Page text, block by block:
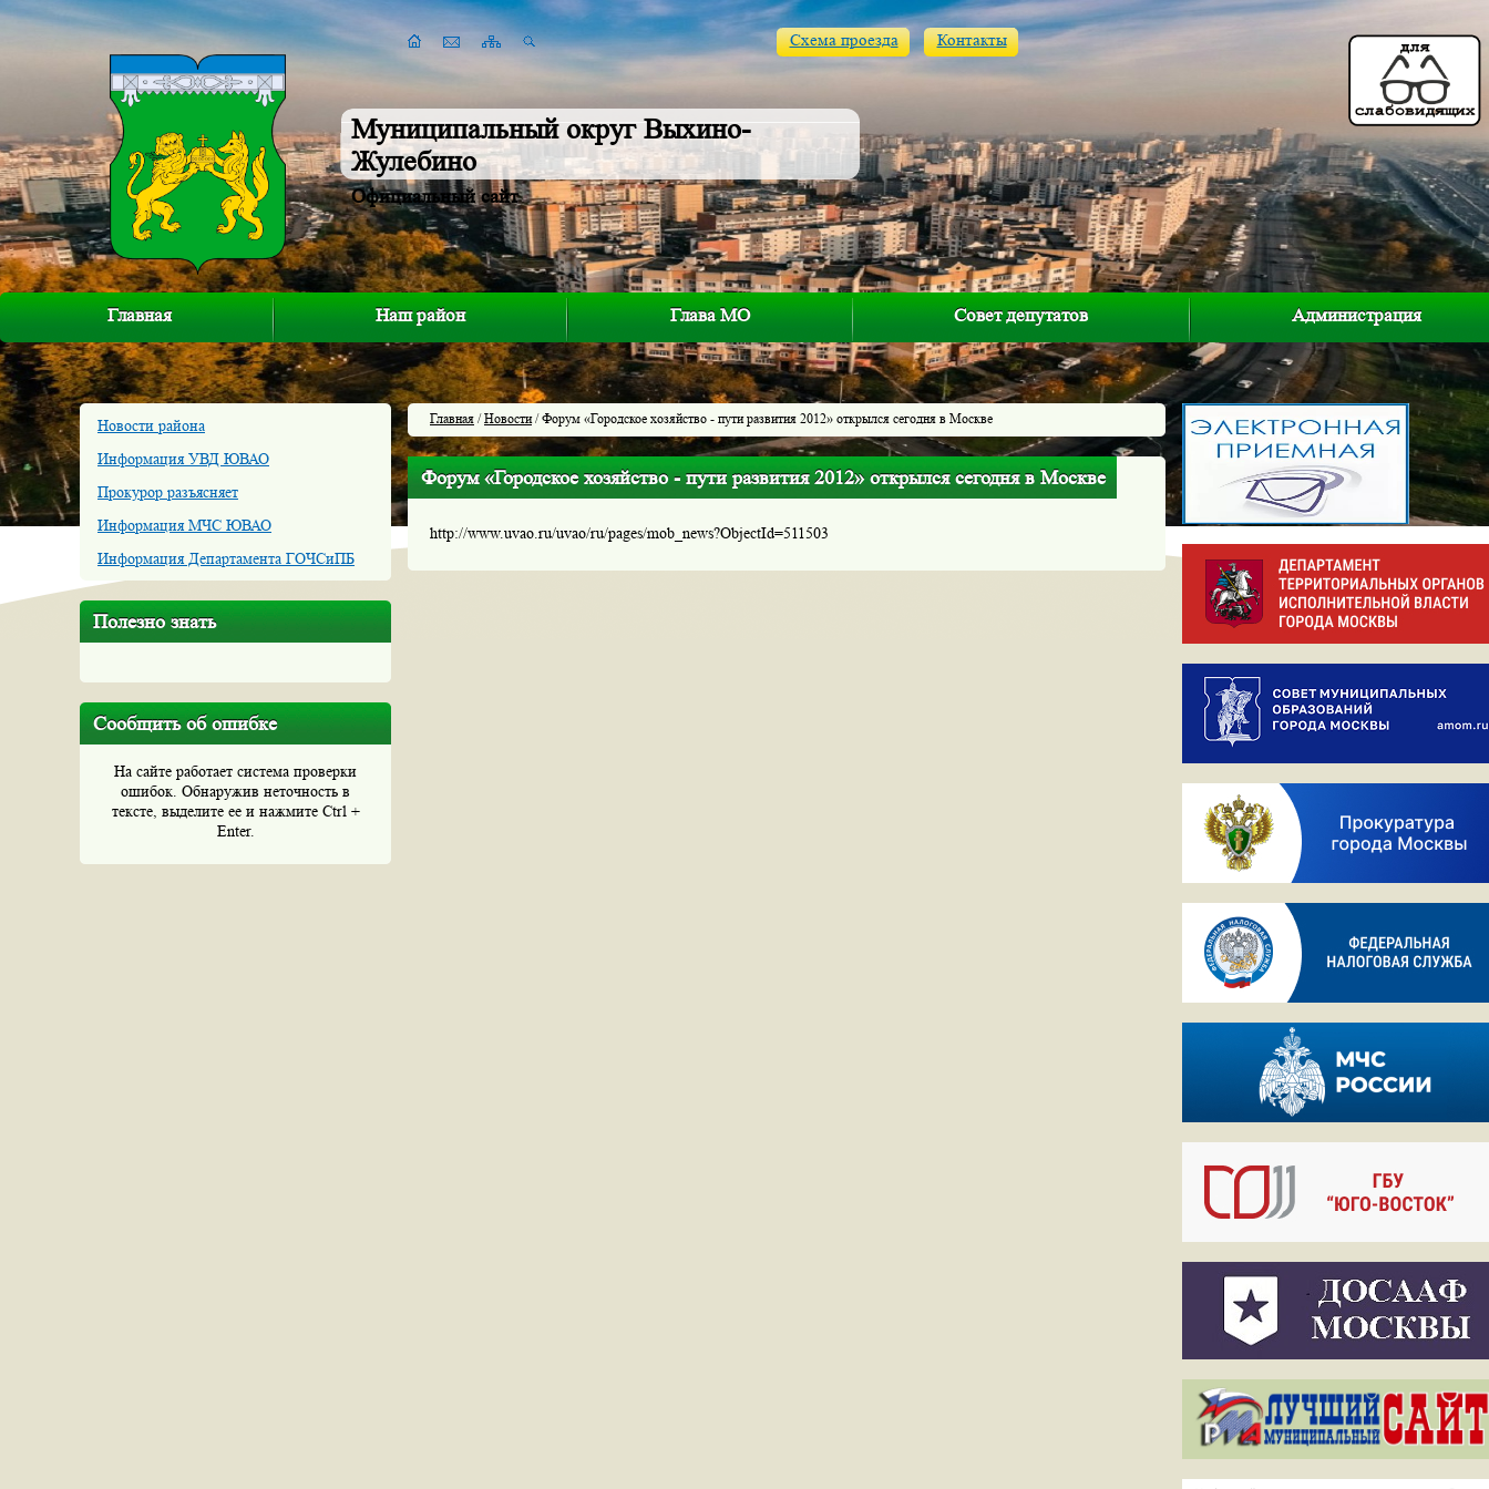
Муниципальный округ Выхино-
Жулебино
Официальный сайт
Схема проезда Контакты
Главная Наш район Глава МО Совет депутатов Администрация
Новости района
Информация УВД ЮВАО
Прокурор разъясняет
Информация МЧС ЮВАО
Информация Департамента ГОЧСиПБ
Полезно знать
Сообщить об ошибке
На сайте работает система проверки
ошибок. Обнаружив неточность в
тексте, выделите ее и нажмите Ctrl +
Enter.
Главная /Новости/ Форум «Городское хозяйство - пути развития 2012» открылся сегодня в Москве
Форум «Городское хозяйство - пути развития 2012» открылся сегодня в Москве
http://www.uvao.ru/uvao/ru/pages/mob_news?ObjectId=511503